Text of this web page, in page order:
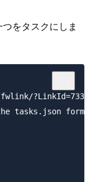
をタスクにしま
tasks.json